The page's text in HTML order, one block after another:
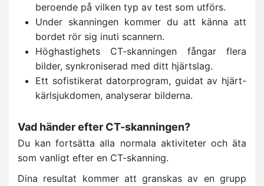
beroende på vilken typ av test som utförs.
Under skanningen kommer du att känna att
bordet rör sig inuti scannern.
Höghastighets CT-skanningen fångar flera
bilder, synkroniserad med ditt hjärtslag.
Ett sofistikerat datorprogram, guidat av hjärt-
kärlsjukdomen, analyserar bilderna.
Vad händer efter CT-skanningen?
Du kan fortsätta alla normala aktiviteter och äta
som vanligt efter en CT-skanning.
Dina resultat kommer att granskas av en grupp